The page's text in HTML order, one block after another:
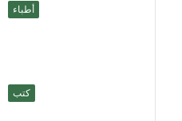
أطباء
كتب